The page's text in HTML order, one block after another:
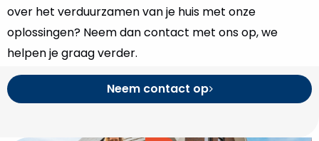
over het verduurzamen van je huis met onze
oplossingen? Neem dan contact met ons op, we
helpen je graag verder.
Neem contact op